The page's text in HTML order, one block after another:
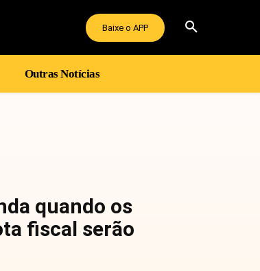
Baixe o APP
Outras Notícias
quando os
fiscal serão